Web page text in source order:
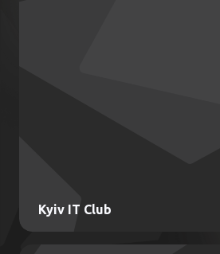
Kyiv IT Club